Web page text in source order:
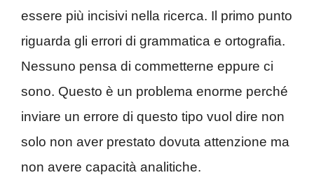
essere più incisivi nella ricerca. Il primo punto
riguarda gli errori di grammatica e ortografia.
Nessuno pensa di commetterne eppure ci
sono. Questo è un problema enorme perché
inviare un errore di questo tipo vuol dire non
solo non aver prestato dovuta attenzione ma
non avere capacità analitiche.